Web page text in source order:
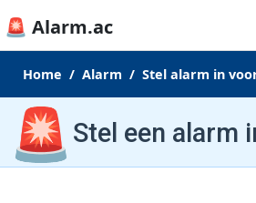
🚨 Alarm.ac
Home Alarm Stel alarm in
🚨 Stel een alarm